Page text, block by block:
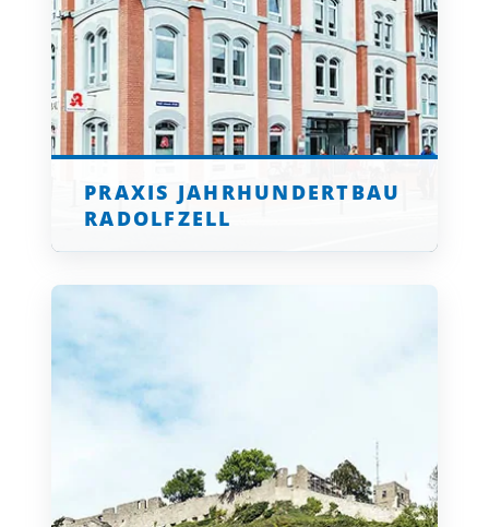
PRAXIS JAHRHUNDERTBAU
RADOLFZELL
klicken für mehr